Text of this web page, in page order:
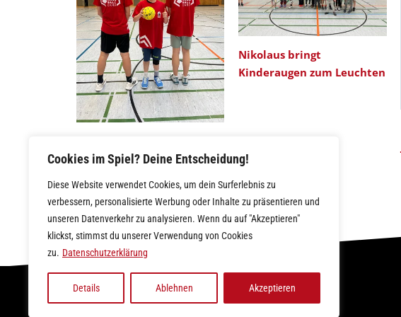
Cookies im Spiel? Deine Entscheidung!
Diese Website verwendet Cookies, um dein Surferlebnis zu
verbessern, personalisierte Werbung oder Inhalte zu präsentieren und
unseren Datenverkehr zu analysieren. Wenn du auf "Akzeptieren"
klickst, stimmst du unserer Verwendung von Cookies
zu. Datenschutzerklärung
Details Ablehnen Akzeptieren
Jugendarbeit auf die 1
Nikolaus bringt
Kinderaugen zum Leuchten
IMPRESSUM |DATENSCHUTZ